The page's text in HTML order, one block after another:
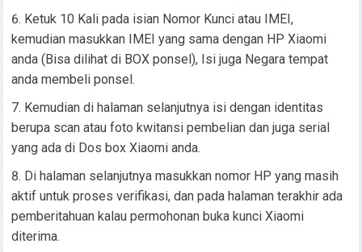
Ketuk 10 Kali pada isian Nomor Kunci atau IMEI,
kemudian masukkan IMEI yang sama dengan HP Xiaomi
anda (Bisa dilihat di BOX ponsel), Isi juga Negara tempat
anda membeli ponsel.
Kemudian di halaman selanjutnya isi dengan identitas
berupa scan atau foto kwitansi pembelian dan juga serial
yang ada di Dos box Xiaomi anda.
Di halaman selanjutnya masukkan nomor HP yang masih
aktif untuk proses verifikasi, dan pada halaman terakhir ada
pemberitahuan kalau permohonan buka kunci Xiaomi
diterima.